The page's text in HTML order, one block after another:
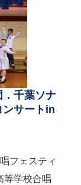
．千葉ソナ
サートin
フェスティ
等学校合唱